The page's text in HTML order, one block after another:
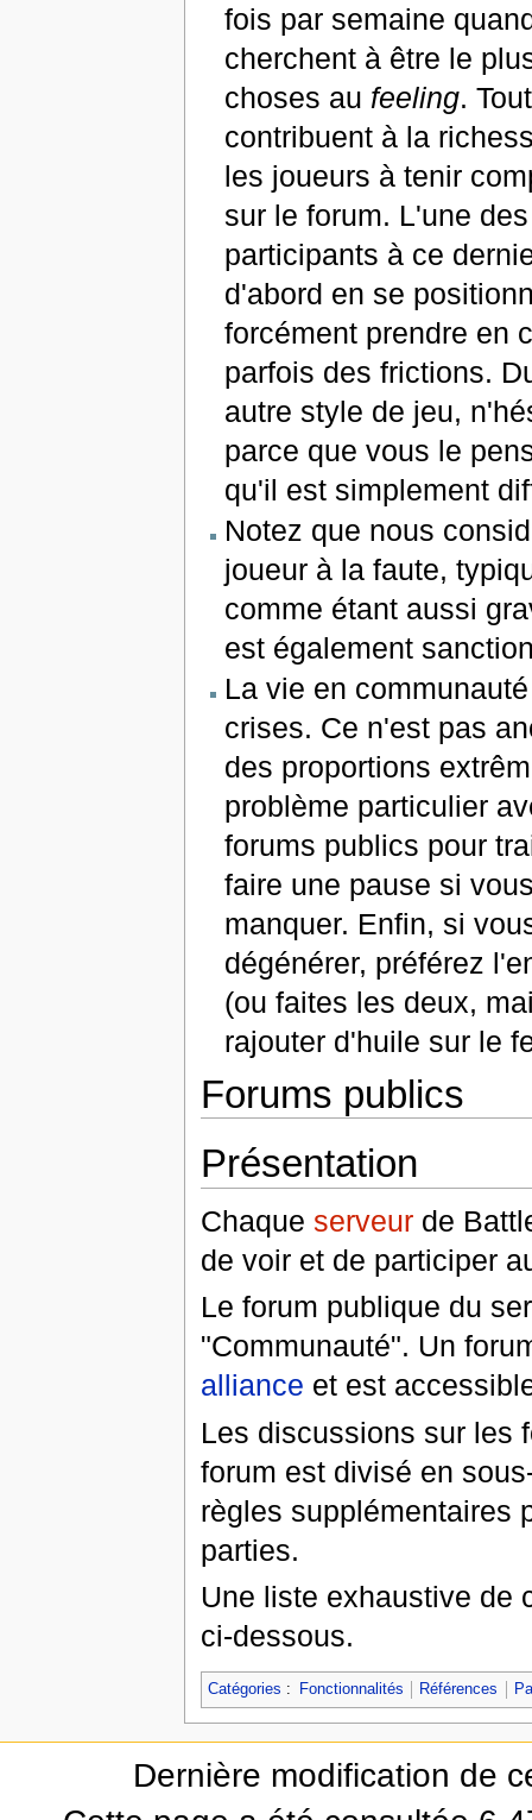
fois par semaine
cherchent à être le
choses au feeling.
contribuent à la
les joueurs à tenir
sur le forum. L'une
participants à ce
d'abord en se
forcément prendre en
parfois des frictions.
autre style de jeu,
parce que vous le
qu'il est simplement
Notez que nous
joueur à la faute,
comme étant aussi
est également
La vie en
crises. Ce n'est pas
des proportions
problème particulier
forums publics pour
faire une pause si
manquer. Enfin, si
dégénérer, préférez
(ou faites les deux,
rajouter d'huile sur le
Forums publics
Présentation
Chaque serveurde
de voir et de participer
Le forum publique du
"Communauté". Un
alliance et est
Les discussions sur les
forum est divisé en
règles supplémentaires
parties.
Une liste exhaustive de
ci-dessous.
Catégories : Fonctionnalités Références
Dernière modification de